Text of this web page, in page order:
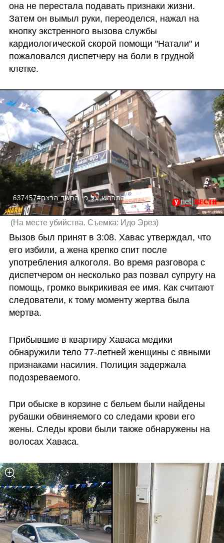
она не перестала подавать признаки жизни.
Затем он вымыл руки, переоделся, нажал на
кнопку экстренного вызова службы
кардиологической скорой помощи "Натали" и
пожаловался диспетчеру на боли в грудной
клетке.
637457#הבניין בו התרחש על פי החשד הרצח
(На месте убийства. Съемка: Идо Эрез)
Вызов был принят в 3:08. Хавас утверждал, что
его избили, а жена крепко спит после
употребления алкоголя. Во время разговора с
диспетчером он несколько раз позвал супругу на
помощь, громко выкрикивая ее имя. Как считают
следователи, к тому моменту жертва была
мертва.
Прибывшие в квартиру Хаваса медики
обнаружили тело 77-летней женщины с явными
признаками насилия. Полиция задержала
подозреваемого.
При обыске в корзине с бельем были найдены
рубашки обвиняемого со следами крови его
жены. Следы крови были также обнаружены на
волосах Хаваса.